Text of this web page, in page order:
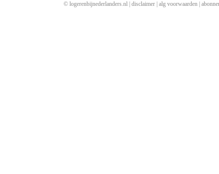
© logerenbijnederlanders.nl | disclaimer| alg voorwaarden|